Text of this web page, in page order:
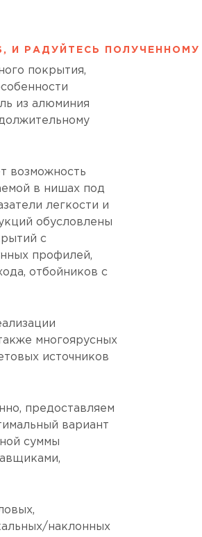
И РАДУЙТЕСЬ ПОЛУЧЕННОМУ
покрытия,
из алюминия
возможность
в нишах под
легкости и
обусловлены
с
профилей,
отбойников с
многоярусных
источников
предоставляем
вариант
суммы
наклонных